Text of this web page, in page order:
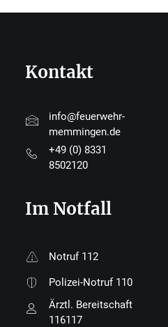
Kontakt
info@feuerwehr-
memmingen.de
+49 (0) 8331
8502120
Im Notfall
Notruf 112
Polizei-Notruf 110
Ärztl. Bereitschaft
116117